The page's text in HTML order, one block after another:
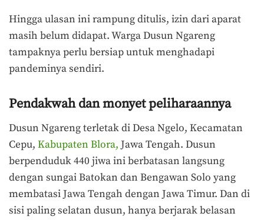
Hingga ulasan ini rampung ditulis, izin dari aparat
masih belum didapat. Warga Dusun Ngareng
tampaknya perlu bersiap untuk menghadapi
pandeminya sendiri.
Pendakwah dan monyet peliharaannya
Dusun Ngareng terletak di Desa Ngelo, Kecamatan
Cepu, Kabupaten Blora, Jawa Tengah. Dusun
berpenduduk 440 jiwa ini berbatasan langsung
dengan sungai Batokan dan Bengawan Solo yang
membatasi Jawa Tengah dengan Jawa Timur. Dan di
sisi paling selatan dusun, hanya berjarak belasan